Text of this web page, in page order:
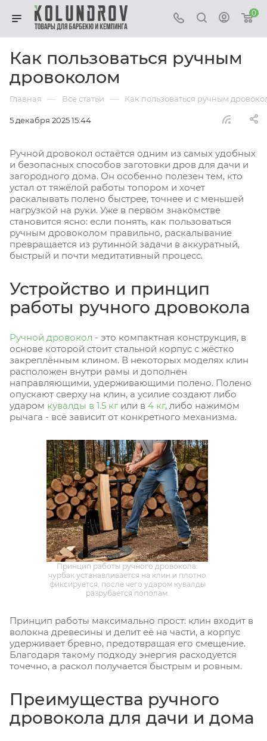
0
Как пользоваться ручным
дровоколом
Главная — Все статьи — Как пользоваться ручным
5 декабря 2025 15:44
Ручной дровокол остаётся одним из самых удобных
и безопасных способов заготовки дров для дачи и
загородного дома. Он особенно полезен тем, кто
устал от тяжёлой работы топором и хочет
раскалывать полено быстрее, точнее и с меньшей
нагрузкой на руки. Уже в первом знакомстве
становится ясно: если понять, как пользоваться
ручным дровоколом правильно, раскалывание
превращается из рутинной задачи в аккуратный,
быстрый и почти медитативный процесс.
Устройство и принцип
работы ручного дровокола
Ручной дровокол - это компактная конструкция, в
основе которой стоит стальной корпус с жёстко
закреплённым клином. В некоторых моделях клин
расположен внутри рамы и дополнен
направляющими, удерживающими полено. Полено
опускают сверху на клин, а усилие создают либо
ударом кувалды в 1.5 кг или в 4 кг, либо нажимом
рычага - всё зависит от конкретного механизма.
Принцип работы ручного дровокола:
чурбак устанавливается на клин и плотно
фиксируется, после чего ударом кувалды
разрубается пополам.
Принцип работы максимально прост: клин входит в
волокна древесины и делит её на части, а корпус
удерживает бревно, предотвращая его смещение.
Благодаря такому подходу энергия расходуется
точечно, а раскол получается быстрым и ровным.
Преимущества ручного
дровокола для дачи и дома